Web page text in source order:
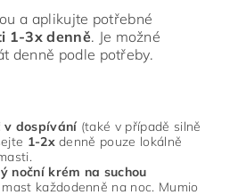
a aplikujte potřebné
1-3x denně. Je možné
denně podle potřeby.
v dospívání (také v případě silně
1-2xdenně pouze lokálně
noční krém na suchou
každodenně na noc. Mumio